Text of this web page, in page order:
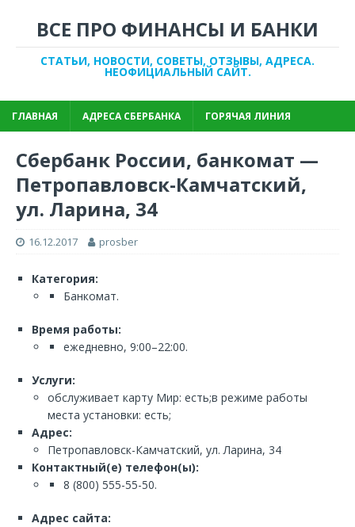
ВСЕ ПРО ФИНАНСЫ И БАНКИ
СТАТЬИ, НОВОСТИ, СОВЕТЫ, ОТЗЫВЫ, АДРЕСА.
НЕОФИЦИАЛЬНЫЙ САЙТ.
ГЛАВНАЯ АДРЕСА СБЕРБАНКА ГОРЯЧАЯ ЛИНИЯ
Сбербанк России, банкомат —
Петропавловск-Камчатский,
ул. Ларина, 34
16.12.2017 prosber
Категория:
Банкомат.
Время работы:
ежедневно, 9:00–22:00.
Услуги:
обслуживает карту Мир: есть;в режиме работы
места установки: есть;
Адрес:
Петропавловск-Камчатский, ул. Ларина, 34
Контактный(е) телефон(ы):
8 (800) 555-55-50.
Адрес сайта: